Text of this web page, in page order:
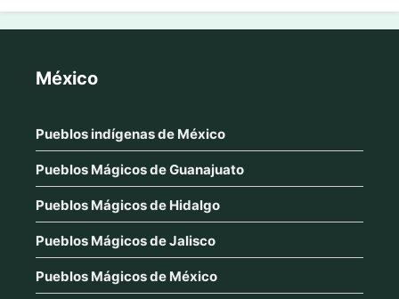
México
Pueblos indígenas de México
Pueblos Mágicos de Guanajuato
Pueblos Mágicos de Hidalgo
Pueblos Mágicos de Jalisco
Pueblos Mágicos de México